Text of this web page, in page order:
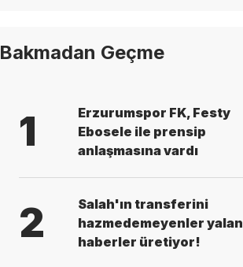
Bakmadan Geçme
1
Erzurumspor FK, Festy
Ebosele ile prensip
anlaşmasına vardı
2
Salah'ın transferini
hazmedemeyenler yalan
haberler üretiyor!